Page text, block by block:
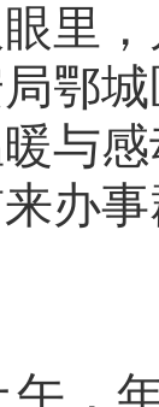
，
鄂
与
办
年